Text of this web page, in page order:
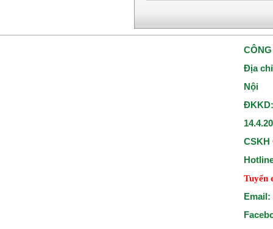
Địa
Nội
CSKH
Tuyển
Email: